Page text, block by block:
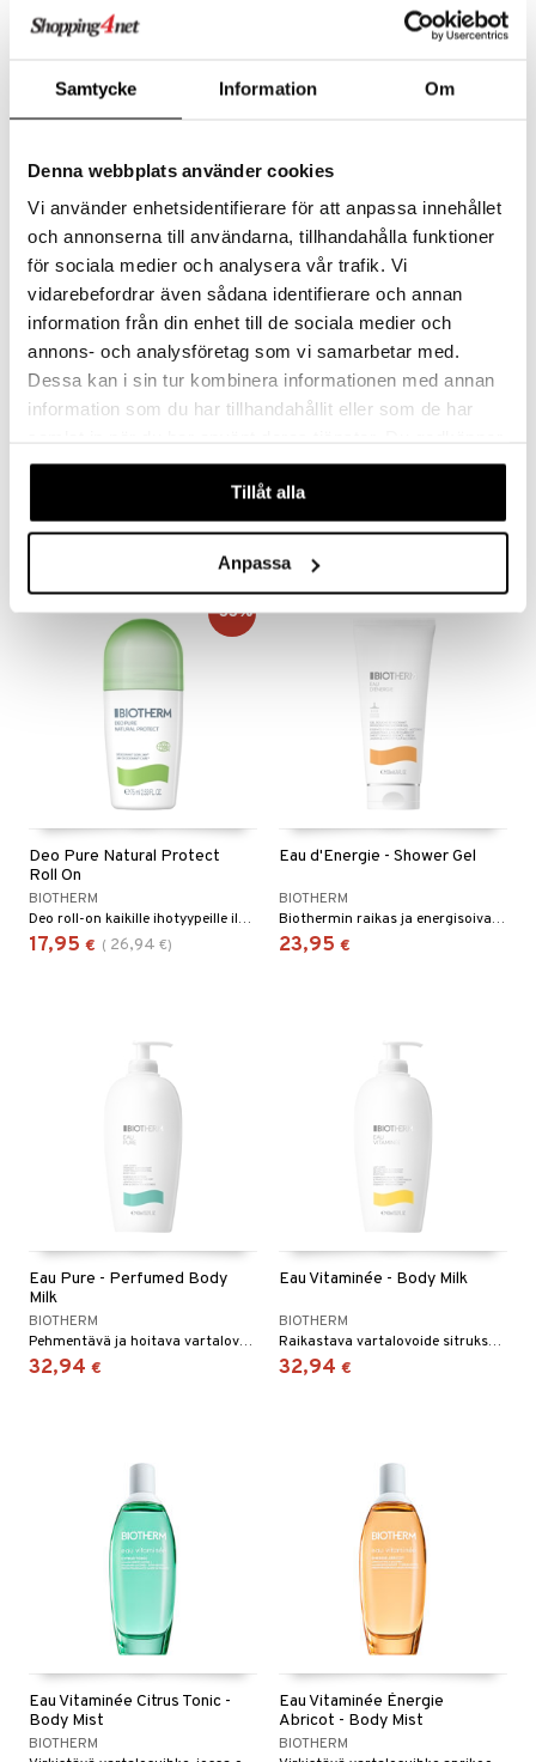
Samtycke Information Om
Denna webbplats använder cookies
Vi använder enhetsidentifierare för att anpassa innehållet
och annonserna till användarna, tillhandahålla funktioner
för sociala medier och analysera vår trafik. Vi
vidarebefordrar även sådana identifierare och annan
information från din enhet till de sociala medier och
annons- och analysföretag som vi samarbetar med.
Dessa kan i sin tur kombinera informationen med annan
information som du har tillhandahållit eller som de har
våra cookies vid fortsatt användande av vår webbplats.
Tillåt alla
Anpassa
Blue Therapy Accelerated
Serum - Repairing
106,95 €
Blue Therapy Amber Algae
Revitalize Day Cream
98,94
Biothermin vahvistava antiage-yövoide
103,95 € 51,94 €
Deo Pure Natural Protect
Roll On
BIOTHERM
Deo roll-on kaikille ihotyypeille ilman alumiinia - Biotherm
17,95 € ( 26,94 €)
-33%
Eau d'Energie - Shower Gel
BIOTHERM
Biothermin raikas ja energisoiva suihkugeeli auringon ja sitrushedelmien tunteella
23,95 €
Eau Pure - Perfumed Body
Milk
BIOTHERM
Pehmentävä ja hoitava vartalovoide Biothermiltä
32,94 €
Eau Vitaminée - Body Milk
BIOTHERM
Raikastava vartalovoide sitruksen tuoksulla Biothermilta
32,94 €
Eau Vitaminée Citrus Tonic -
Body Mist
BIOTHERM
Eau Vitaminée Énergie
Abricot - Body Mist
BIOTHERM